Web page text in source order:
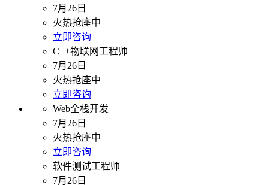
7月26日
火热抢座中
立即咨询
C++物联网工程师
7月26日
火热抢座中
立即咨询
Web全栈开发
7月26日
火热抢座中
立即咨询
软件测试工程师
7月26日